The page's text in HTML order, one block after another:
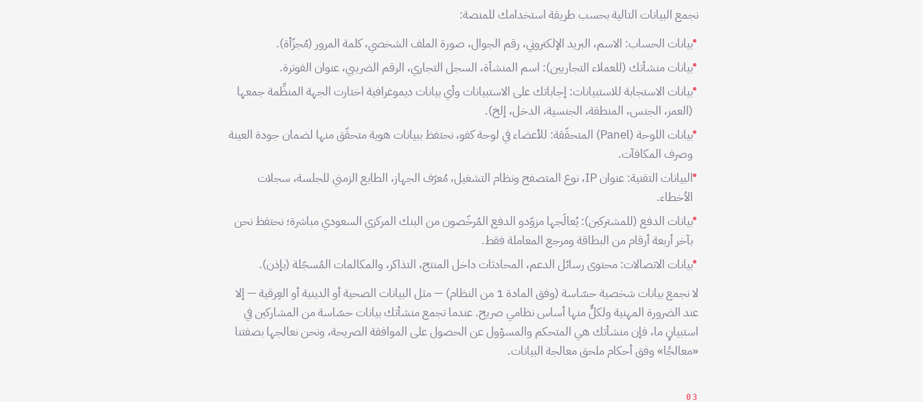
نجمع البيانات التالية بحسب طريقة استخدامك للمنصة:
بيانات الحساب: الاسم، البريد الإلكتروني، رقم الجوال، صورة الملف الشخصي، كلمة المرور (مُجزّأة).
بيانات منشأتك (للعملاء التجاريين): اسم المنشأة، السجل التجاري، الرقم الضريبي، عنوان الفوترة.
بيانات الاستجابة للاستبيانات: إجاباتك على الاستبيانات وأي بيانات ديموغرافية اختارت الجهة المنظِّمة جمعها
(العمر، الجنس، المنطقة، الجنسية، الدخل، إلخ).
بيانات اللوحة (Panel) المتحقّقة: للأعضاء في لوحة كفو، نحتفظ ببيانات هوية متحقّق منها لضمان جودة العينة
وصرف المكافآت.
البيانات التقنية: عنوان IP، نوع المتصفح ونظام التشغيل، مُعرّف الجهاز، الطابع الزمني للجلسة، سجلات
الأخطاء.
بيانات الدفع (للمشتركين): يُعالَجها مزوّدو الدفع المُرخّصون من البنك المركزي السعودي مباشرة؛ نحتفظ نحن
بآخر أربعة أرقام من البطاقة ومرجع المعاملة فقط.
بيانات الاتصالات: محتوى رسائل الدعم، المحادثات داخل المنتج، التذاكر، والمكالمات المُسجّلة (بإذن).
لا نجمع بيانات شخصية حسّاسة (وفق المادة 1 من النظام) — مثل البيانات الصحية أو الدينية أو العِرقية — إلا
عند الضرورة المهنية ولكلٍّ منها أساس نظامي صريح. عندما تجمع منشأتك بيانات حسّاسة من المشاركين في
استبيانٍ ما، فإن منشأتك هي المتحكم والمسؤول عن الحصول على الموافقة الصريحة، ونحن نعالجها بصفتنا
«معالجًا» وفق أحكام ملحق معالجة البيانات.
03